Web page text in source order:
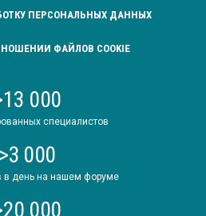
ПЕРСОНАЛЬНЫХ ДАННЫХ
ФАЙЛОВ COOKIE
000
специалистов
>3 000
в день на нашем форуме
000